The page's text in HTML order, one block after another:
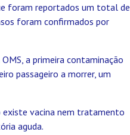
foram reportados um total de
foram confirmados por
a primeira contaminação
passageiro a morrer, um
existe vacina nem tratamento
aguda.